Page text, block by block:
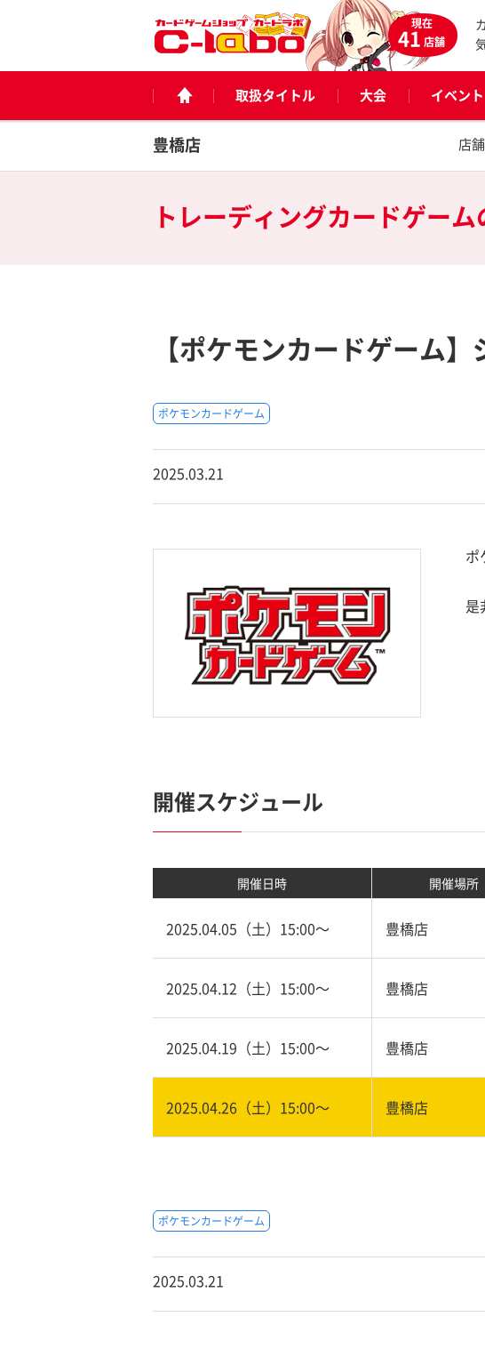
現在
41店舗
取扱タイトル 大会 イベント
豊橋店 店
トレーディングカードゲーム
【ポケモンカードゲーム
ポケモンカードゲーム
2025.03.21
ポ
是
開催スケジュール
開催日時 開催場所
2025.04.05（土）15:00〜 豊橋店
2025.04.12（土）15:00〜 豊橋店
2025.04.19（土）15:00〜 豊橋店
2025.04.26（土）15:00〜 豊橋店
ポケモンカードゲーム
2025.03.21